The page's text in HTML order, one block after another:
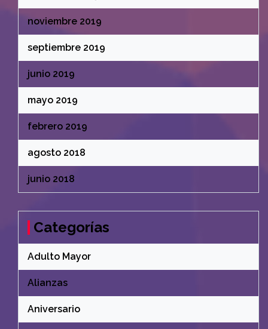
noviembre 2019
septiembre 2019
junio 2019
mayo 2019
febrero 2019
agosto 2018
junio 2018
Categorías
Adulto Mayor
Alianzas
Aniversario